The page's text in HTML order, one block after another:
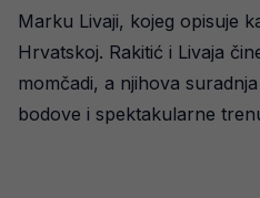
Marku Livaji, kojeg opisuje
Hrvatskoj. Rakitić i Livaja
momčadi, a njihova
bodove i spektakularne